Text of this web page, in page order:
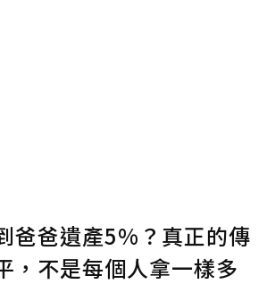
爸爸遺產5%？真正的傳
，不是每個人拿一樣多